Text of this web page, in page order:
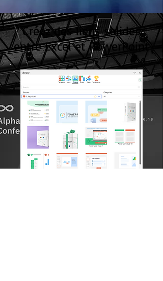
Créez des liens solides
entre Excel et PowerPoint